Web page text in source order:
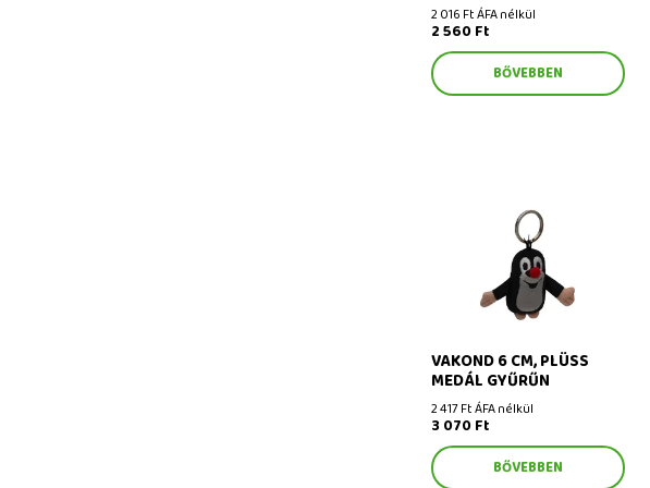
2 016 Ft ÁFA nélkül
2 560 Ft
BŐVEBBEN
Vakond 6 cm, plüss medál
VAKOND 6 CM, PLÜSS
MEDÁL GYŰRŰN
2 417 Ft ÁFA nélkül
3 070 Ft
BŐVEBBEN